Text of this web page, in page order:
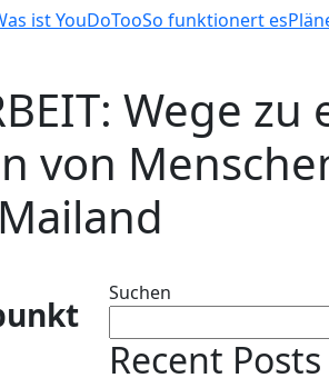
ist YouDoTooSo funktionert es
Wege zu
von
Suchen
Recent Posts